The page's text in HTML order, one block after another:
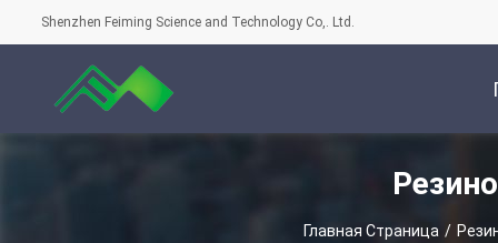
Shenzhen Feiming Science and Technology Co,. Ltd.
Главная Страница /